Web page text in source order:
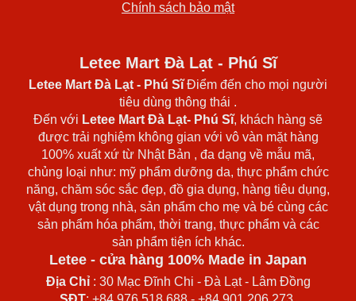
Chính sách bảo mật
Letee Mart Đà Lạt - Phú Sĩ
Letee Mart Đà Lạt - Phú SĩĐiểm đến cho mọi người
tiêu dùng thông thái .
Đến với Letee Mart Đà Lạt- Phú Sĩ, khách hàng sẽ
được trải nghiệm không gian với vô vàn mặt hàng
100% xuất xứ từ Nhật Bản , đa dạng về mẫu mã,
chủng loại như: mỹ phẩm dưỡng da, thực phẩm chức
năng, chăm sóc sắc đẹp, đồ gia dụng, hàng tiêu dụng,
vật dụng trong nhà, sản phẩm cho mẹ và bé cùng các
sản phẩm hóa phẩm, thời trang, thực phẩm và các
sản phẩm tiện ích khác.
Letee - cửa hàng 100% Made in Japan
Địa Chỉ: 30 Mạc Đĩnh Chi - Đà Lạt - Lâm Đồng